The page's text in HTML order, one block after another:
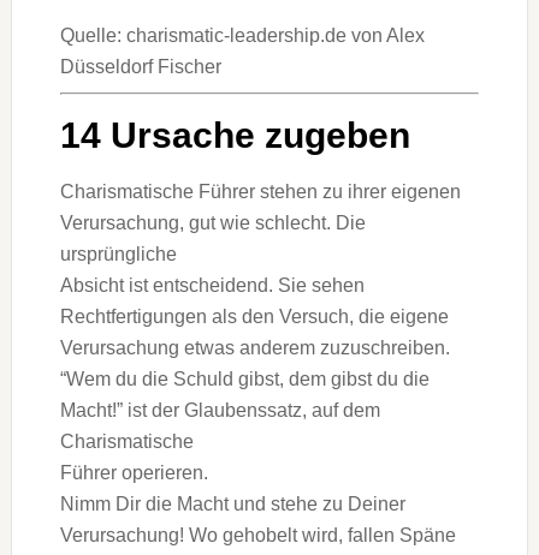
Quelle: charismatic-leadership.de von Alex
Düsseldorf Fischer
14 Ursache zugeben
Charismatische Führer stehen zu ihrer eigenen
Verursachung, gut wie schlecht. Die
ursprüngliche
Absicht ist entscheidend. Sie sehen
Rechtfertigungen als den Versuch, die eigene
Verursachung etwas anderem zuzuschreiben.
“Wem du die Schuld gibst, dem gibst du die
Macht!” ist der Glaubenssatz, auf dem
Charismatische
Führer operieren.
Nimm Dir die Macht und stehe zu Deiner
Verursachung! Wo gehobelt wird, fallen Späne